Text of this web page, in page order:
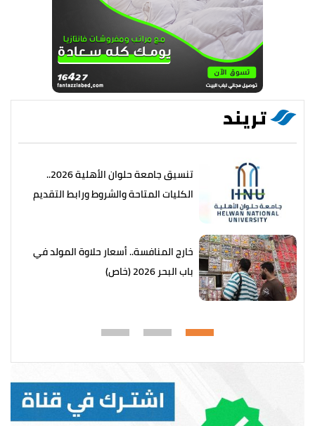
تريند
تنسيق جامعة حلوان الأهلية 2026..
الكليات المتاحة والشروط ورابط التقديم
خارج المنافسة.. أسعار حلاوة المولد في
باب البحر 2026 (خاص)